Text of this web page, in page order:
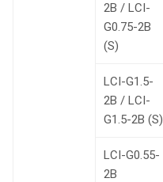
2B / LCI-
G0.75-2B
(S)
LCI-G1.5-
2B / LCI-
G1.5-2B (S)
LCI-G0.55-
2B